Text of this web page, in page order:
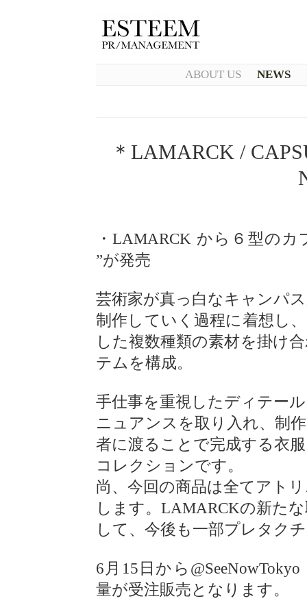
ABOUT US NEWS
＊LAMARCK /
・LAMARCK から６型の
”が発売
芸術家が真っ白なキャンパ
制作していく過程に着想し
した複数種類の素材を掛け
テムを構成。
手仕事を重視したディテー
ニュアンスを取り入れ、制
者に渡ることで完成する衣
コレクションです。
尚、今回の商品は全てアト
します。LAMARCKの新た
して、今後も一部プレタク
6月15日から
量が受注販売となります。